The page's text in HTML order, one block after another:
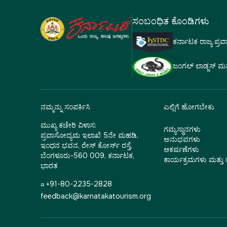
ಸಂಬಂಧಿತ ಕೊಂಡಿಗಳು
ಕರ್ನಾಟಕ ರಾಜ್ಯ
ಜಂಗಲ್ ಲಾಡ್ಜಸ್
ನಮ್ಮನ್ನು ಸಂಪರ್ಕಿಸಿ
ಮುಖ್ಯ ಕಚೇರಿ ವಿಳಾಸ:
ಪ್ರವಾಸೋದ್ಯಮ ಇಲಾಖೆ 5ನೇ ಮಹಡಿ,
ಇಂಧನ ಭವನ, ರೇಸ್ ಕೋರ್ಸ್ ರಸ್ತೆ,
ಬೆಂಗಳೂರು-560 009, ಕರ್ನಾಟಕ,
ಭಾರತ
☎ +91-80-2235-2828
feedback@karnatakatourism.org
ಎಲ್ಲಿಗೆ ಹೋಗಬೇಕು
ಗಮ್ಯಸ್ಥಾನಗಳು
ಅನುಭವಗಳು
ಆಕರ್ಷಣೆಗಳು
ಕಾರ್ಯಕ್ರಮಗಳು